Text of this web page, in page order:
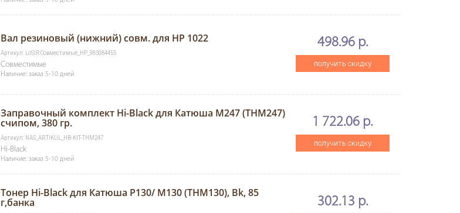
Вал резиновый (нижний) совм. для НР 1022
Артикул: LoSlRСовместимые_HP_983084455
Совместимые
Наличие: заказ 5-10 дней
498.96 р.
получить скидку
Заправочный комплект Hi-Black для Катюша M247 (THM247)
счипом, 380 гр.
Артикул: NAS_ARTIKUL_HB-KIT-THM247
Hi-Black
Наличие: заказ 5-10 дней
1 722.06 р.
получить скидку
Тонер Hi-Black для Катюша P130/ M130 (THM130), Bk, 85
г,банка 302.13 р.